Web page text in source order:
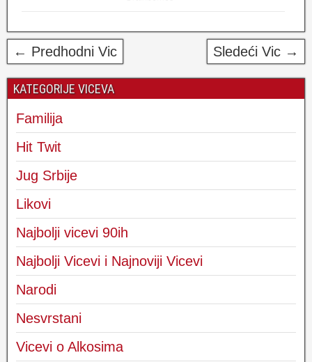
← Predhodni Vic Sledeći Vic →
KATEGORIJE VICEVA
Familija
Hit Twit
Jug Srbije
Likovi
Najbolji vicevi 90ih
Najbolji Vicevi i Najnoviji Vicevi
Narodi
Nesvrstani
Vicevi o Alkosima